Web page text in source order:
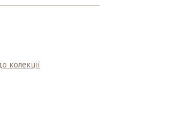
колекції